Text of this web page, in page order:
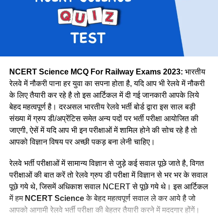
वे कहती है कि उनके इस काम को लेकर कई लोग ताने सुनाते है लेकिन वे
लोगों की बातों पर ध्यान नहीं देती है और अपना काम पूरे मन से करती है।
नीलम मानती है कि महिलाओ को हर क्षेत्र में आना चाहिए। क्योंकि महिला
पुरुष से बेहतर काम कर सकती है।
1069
18383
उत्तर
38967
उत्तर पश्चिमी
15207
दक्षिण मध्य
16947
दक्षिण पूर्व मध्य
8025
दक्षिण पूर्व
17661
दक्षिण
22357
दक्षिण पश्चिम
6581
पश्चिम मध्य
11636
पश्चिम
30667
NCERT Science MCQ For Railway Exams 2023: भारतीय
रेलवे में नौकरी पाना हर युवा का सपना होता है, यदि आप भी रेलवे में नौकरी
के लिए तैयारी कर रहे है तो इस आर्टिकल में दी गई जानकारी आपके लिये
बेहद महत्वपूर्ण है। दरअसल भारतीय रेलवे भर्ती बोर्ड द्वारा इस साल बड़ी
संख्या में ग्रुप डी/अप्रेंटिस समेत अन्य पदों पर भर्ती परीक्षा आयोजित की
जाएगी, ऐसें में यदि आप भी इन परीक्षाओं में शामिल होने की सोच रहे है तो
आपको विज्ञान विषय पर अच्छी पकड़ बना लेनी चाहिए।
रेलवे भर्ती परीक्षाओं में सामान्य विज्ञान से जुड़े कई सवाल पूछे जाते है, विगत
परीक्षाओं की बात करें तो रेलवे ग्रुप डी परीक्षा में विज्ञान से भर भर के सवाल
पूछे गये थे, जिसमें अधिकाश सवाल NCERT से पूछे गये थे। इस आर्टिकल
में हम NCERT Scienceके बेहद महत्वपूर्ण सवाल ले कर आये है जो
आपको आगामी रेलवे भर्ती परीक्षा की बेहतर तैयारी करने में मददगार होंगें।